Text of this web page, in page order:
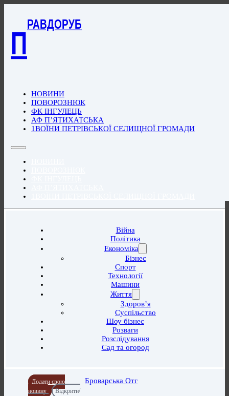
П
РАВДОРУБ
НОВИНИ
ПОВОРОЗНЮК
ФК ІНГУЛЕЦЬ
АФ П’ЯТИХАТСЬКА
1ВОЇНИ ПЕТРІВСЬКОЇ СЕЛИЩНОЇ ГРОМАДИ
Війна
Політика
Економіка
Бізнес
Спорт
Технології
Машини
Життя
Здоров’я
Суспільство
Шоу бізнес
Розваги
Розслідування
Сад та огород
Додати свою
новину
Відкрити/
Броварська Отг